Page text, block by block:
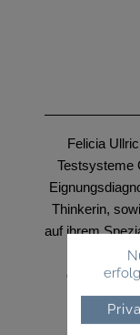
Felicia
Testsysteme
Thinkerin,
auf ihrem
seit